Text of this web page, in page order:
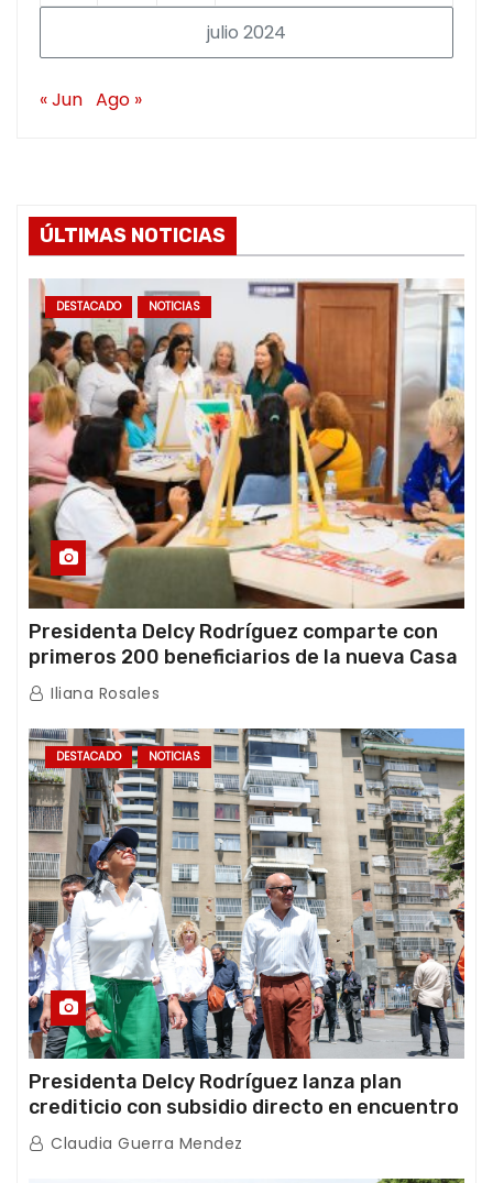
julio 2024
« Jun Ago »
ÚLTIMAS NOTICIAS
DESTACADO NOTICIAS
Presidenta Delcy Rodríguez comparte con
primeros 200 beneficiarios de la nueva Casa
de los Abuelos “La Primavera” en Caracas
Iliana Rosales
DESTACADO NOTICIAS
Presidenta Delcy Rodríguez lanza plan
crediticio con subsidio directo en encuentro
con Juntas de Condominio
Claudia Guerra Mendez